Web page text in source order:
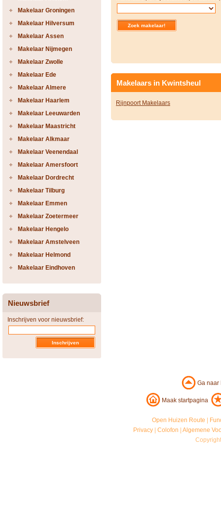
Makelaar Groningen
Makelaar Hilversum
Makelaar Assen
Makelaar Nijmegen
Makelaar Zwolle
Makelaar Ede
Makelaar Almere
Makelaar Haarlem
Makelaar Leeuwarden
Makelaar Maastricht
Makelaar Alkmaar
Makelaar Veenendaal
Makelaar Amersfoort
Makelaar Dordrecht
Makelaar Tilburg
Makelaar Emmen
Makelaar Zoetermeer
Makelaar Hengelo
Makelaar Amstelveen
Makelaar Helmond
Makelaar Eindhoven
Nieuwsbrief
Inschrijven voor nieuwsbrief:
Makelaars in Kwintsheul
Rijnpoort Makelaars
Ga
Maak startpagina
Open Huizen Route
Privacy |Colofon |Algemene